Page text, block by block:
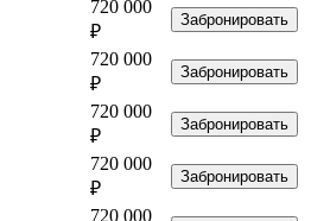
720 000
₽
Забронировать
720 000
₽
Забронировать
720 000
₽
Забронировать
720 000
₽
Забронировать
720 000